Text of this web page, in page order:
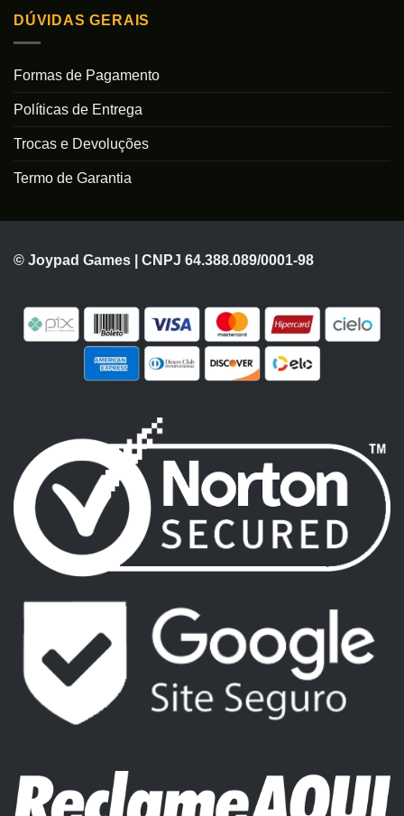
DÚVIDAS GERAIS
Formas de Pagamento
Políticas de Entrega
Trocas e Devoluções
Termo de Garantia
© Joypad Games | CNPJ 64.388.089/0001-98